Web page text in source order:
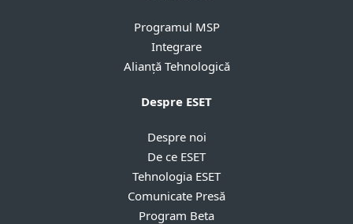
Programul MSP
Integrare
Alianță Tehnologică
Despre ESET
Despre noi
De ce ESET
Tehnologia ESET
Comunicate Presă
Program Beta